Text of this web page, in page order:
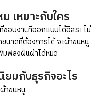
เหมาะกับใคร
อบงานที่ออกแบบได้อิสระ ไม่
นาดที่ต้องการได้ จะผ้าขนหนู
พ์ลงผืนผ้าได้หมด
มกับธุรกิจอะไร
าขนหนู